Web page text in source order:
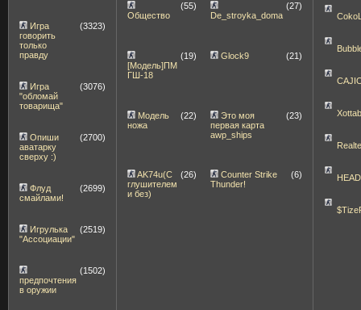
Игра
говорить
только
правду
(3323)
Игра
"обломай
товарища"
(3076)
Опиши
аватарку
сверху :)
(2700)
Флуд
смайлами!
(2699)
Игрулька
"Ассоциации"
(2519)
предпочтения
в оружии
(1502)
Общество
(55)
De_stroyka_doma
(27)
[Модель]ПМ
ГШ-18
(19) Glock9 (21)
Модель
ножа
(22)
Это моя
первая карта
awp_ships
(23)
AK74u(С
глушителем
и без)
(26)
Counter Strike
Thunder!
(6)